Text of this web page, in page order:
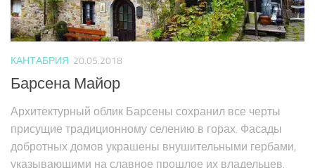
КАНТАБРИЯ 20.05.2018
Барсена Майор
Архитектурный облик Барсены сохранил все черты
присущие традиционному селению в горах. Фасады
добротных домов украшены внушительными гербами,
указывающими на славное прошлое их владельцев.